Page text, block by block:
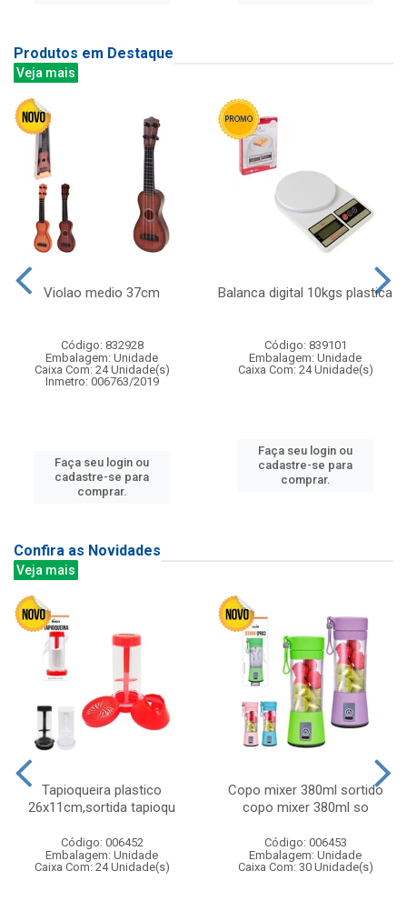
Produtos em Destaque
Veja mais
Violao medio 37cm
Código: 832928
Embalagem: Unidade
Caixa Com: 24 Unidade(s)
Inmetro: 006763/2019
Faça seu login ou
cadastre-se para
comprar.
Balanca digital 10kgs plastica
Código: 839101
Embalagem: Unidade
Caixa Com: 24 Unidade(s)
Faça seu login ou
cadastre-se para
comprar.
Confira as Novidades
Veja mais
Tapioqueira plastico
26x11cm,sortida tapioqu
Código: 006452
Embalagem: Unidade
Caixa Com: 24 Unidade(s)
Copo mixer 380ml sortido
copo mixer 380ml so
Código: 006453
Embalagem: Unidade
Caixa Com: 30 Unidade(s)